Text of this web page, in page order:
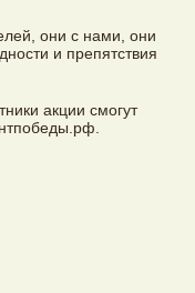
они с нами, они
и препятствия
акции смогут